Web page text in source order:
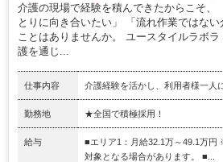
介護の現場で経験を積んできたからこそ、
とりに向き合いたい」 「流れ作業ではな
ことはありませんか。 ユースタイルラボ
護を通じ...
仕事内容 介護経験を活かし、利用者様一人
勤務地 ★全国で積極採用！
給与
■エリア1：月給32.1万～49.1万
対象となる場合があります。 ■...